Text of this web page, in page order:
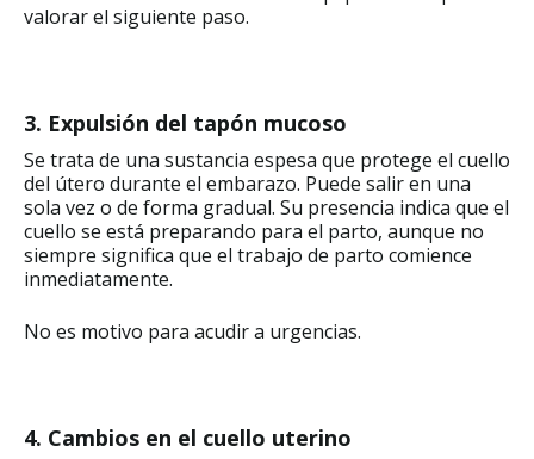
valorar el siguiente paso.
3. Expulsión del tapón mucoso
Se trata de una sustancia espesa que protege el cuello
del útero durante el embarazo. Puede salir en una
sola vez o de forma gradual. Su presencia indica que el
cuello se está preparando para el parto, aunque no
siempre significa que el trabajo de parto comience
inmediatamente.
No es motivo para acudir a urgencias.
4. Cambios en el cuello uterino